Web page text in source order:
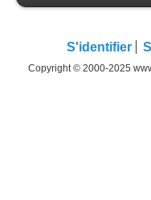
S'identifier
Copyright © 2000-2025